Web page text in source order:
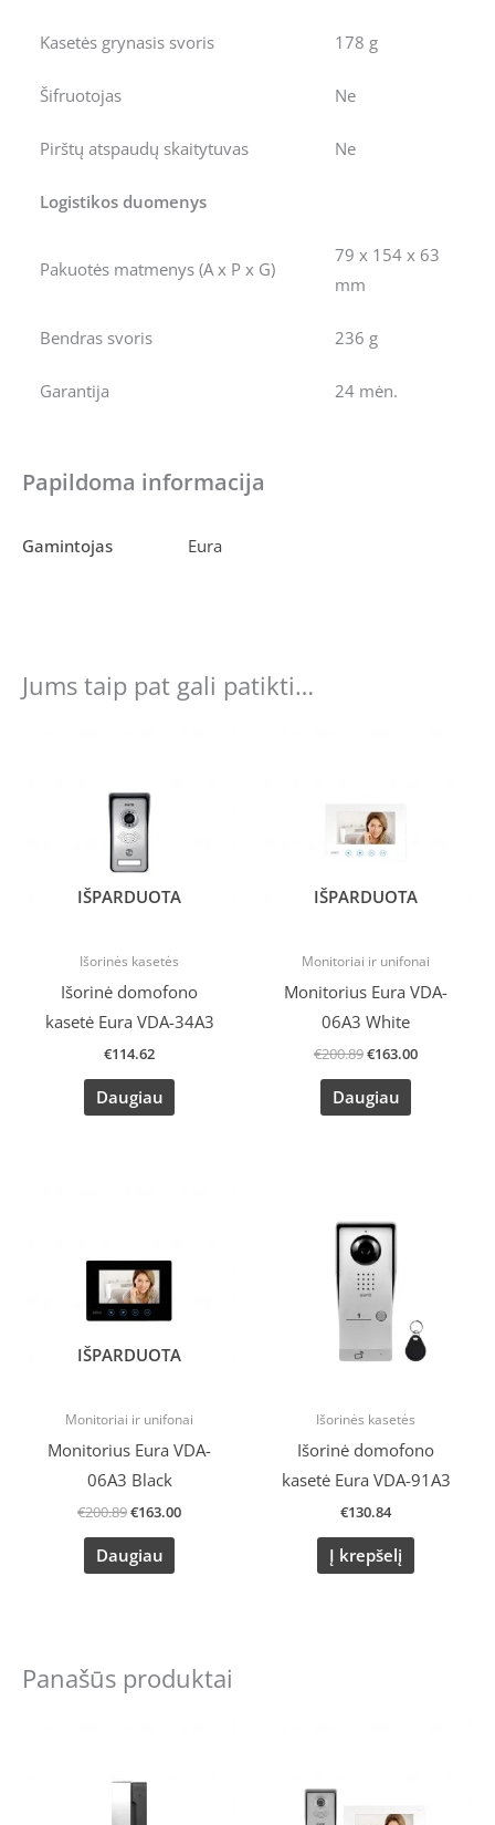
Kasetės grynasis svoris 178 g
Šifruotojas Ne
Pirštų atspaudų skaitytuvas Ne
Logistikos duomenys
Pakuotės matmenys (A x P x G)
79 x 154 x 63
mm
Bendras svoris 236 g
Garantija 24 mėn.
Papildoma informacija
Gamintojas Eura
Jums taip pat gali patikti…
IŠPARDUOTA
Išorinės kasetės
Išorinė domofono
kasetė Eura VDA-34A3
€114.62
Daugiau
IŠPARDUOTA
Monitoriai ir unifonai
Monitorius Eura VDA-
06A3 White
€200.89€163.00
Daugiau
IŠPARDUOTA
Monitoriai ir unifonai
Monitorius Eura VDA-
06A3 Black
€200.89€163.00
Daugiau
Išorinės kasetės
Išorinė domofono
kasetė Eura VDA-91A3
€130.84
Į krepšelį
Panašūs produktai